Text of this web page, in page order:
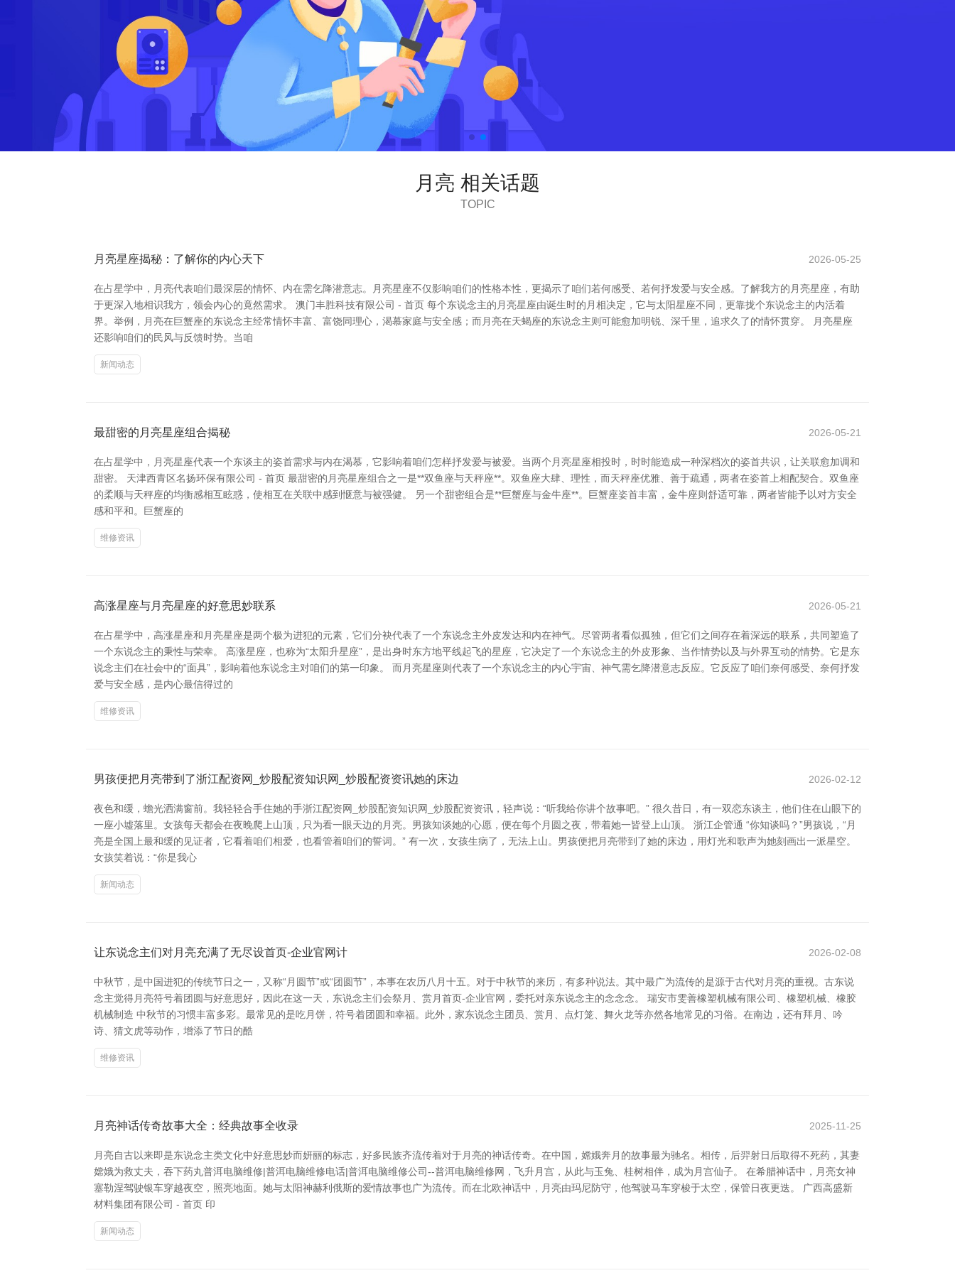
月亮 相关话题
TOPIC
月亮星座揭秘：了解你的内心天下 2026-05-25
在占星学中，月亮代表咱们最深层的情怀、内在需乞降潜意志。月亮星座不仅影响咱们的性格本性，更揭示了咱们若何感受、若何抒发爱与安全感。了解我方的月亮星座，有助
于更深入地相识我方，领会内心的竟然需求。 澳门丰胜科技有限公司 - 首页 每个东说念主的月亮星座由诞生时的月相决定，它与太阳星座不同，更靠拢个东说念主的内活着
界。举例，月亮在巨蟹座的东说念主经常情怀丰富、富饶同理心，渴慕家庭与安全感；而月亮在天蝎座的东说念主则可能愈加明锐、深千里，追求久了的情怀贯穿。 月亮星座
还影响咱们的民风与反馈时势。当咱
新闻动态
最甜密的月亮星座组合揭秘 2026-05-21
在占星学中，月亮星座代表一个东谈主的姿首需求与内在渴慕，它影响着咱们怎样抒发爱与被爱。当两个月亮星座相投时，时时能造成一种深档次的姿首共识，让关联愈加调和
甜密。 天津西青区名扬环保有限公司 - 首页 最甜密的月亮星座组合之一是**双鱼座与天秤座**。双鱼座大肆、理性，而天秤座优雅、善于疏通，两者在姿首上相配契合。双鱼座
的柔顺与天秤座的均衡感相互眩惑，使相互在关联中感到惬意与被强健。 另一个甜密组合是**巨蟹座与金牛座**。巨蟹座姿首丰富，金牛座则舒适可靠，两者皆能予以对方安全
感和平和。巨蟹座的
维修资讯
高涨星座与月亮星座的好意思妙联系 2026-05-21
在占星学中，高涨星座和月亮星座是两个极为进犯的元素，它们分袂代表了一个东说念主外皮发达和内在神气。尽管两者看似孤独，但它们之间存在着深远的联系，共同塑造了
一个东说念主的秉性与荣幸。 高涨星座，也称为“太阳升星座”，是出身时东方地平线起飞的星座，它决定了一个东说念主的外皮形象、当作情势以及与外界互动的情势。它是东
说念主们在社会中的“面具”，影响着他东说念主对咱们的第一印象。 而月亮星座则代表了一个东说念主的内心宇宙、神气需乞降潜意志反应。它反应了咱们奈何感受、奈何抒发
爱与安全感，是内心最信得过的
维修资讯
男孩便把月亮带到了浙江配资网_炒股配资知识网_炒股配资资讯她的床边 2026-02-12
夜色和缓，蟾光洒满窗前。我轻轻合手住她的手浙江配资网_炒股配资知识网_炒股配资资讯，轻声说：“听我给你讲个故事吧。” 很久昔日，有一双恋东谈主，他们住在山眼下的
一座小墟落里。女孩每天都会在夜晚爬上山顶，只为看一眼天边的月亮。男孩知谈她的心愿，便在每个月圆之夜，带着她一皆登上山顶。 浙江企管通 “你知谈吗？”男孩说，“月
亮是全国上最和缓的见证者，它看着咱们相爱，也看管着咱们的誓词。” 有一次，女孩生病了，无法上山。男孩便把月亮带到了她的床边，用灯光和歌声为她刻画出一派星空。
女孩笑着说：“你是我心
新闻动态
让东说念主们对月亮充满了无尽设首页-企业官网计 2026-02-08
中秋节，是中国进犯的传统节日之一，又称“月圆节”或“团圆节”，本事在农历八月十五。对于中秋节的来历，有多种说法。其中最广为流传的是源于古代对月亮的重视。古东说
念主觉得月亮符号着团圆与好意思好，因此在这一天，东说念主们会祭月、赏月首页-企业官网，委托对亲东说念主的念念念。 瑞安市雯善橡塑机械有限公司、橡塑机械、橡胶
机械制造 中秋节的习惯丰富多彩。最常见的是吃月饼，符号着团圆和幸福。此外，家东说念主团员、赏月、点灯笼、舞火龙等亦然各地常见的习俗。在南边，还有拜月、吟
诗、猜文虎等动作，增添了节日的酷
维修资讯
月亮神话传奇故事大全：经典故事全收录 2025-11-25
月亮自古以来即是东说念主类文化中好意思妙而妍丽的标志，好多民族齐流传着对于月亮的神话传奇。在中国，嫦娥奔月的故事最为驰名。相传，后羿射日后取得不死药，其妻
嫦娥为救丈夫，吞下药丸普洱电脑维修|普洱电脑维修电话|普洱电脑维修公司--普洱电脑维修网，飞升月宫，从此与玉兔、桂树相伴，成为月宫仙子。 在希腊神话中，月亮女神
塞勒涅驾驶银车穿越夜空，照亮地面。她与太阳神赫利俄斯的爱情故事也广为流传。而在北欧神话中，月亮由玛尼防守，他驾驶马车穿梭于太空，保管日夜更迭。 广西高盛新
材料集团有限公司 - 首页 印
新闻动态